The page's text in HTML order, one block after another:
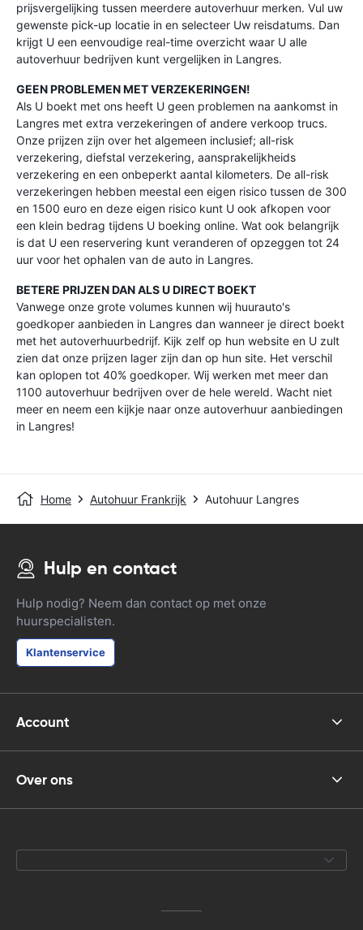
prijsvergelijking tussen meerdere autoverhuur merken. Vul uw
gewenste pick-up locatie in en selecteer Uw reisdatums. Dan
krijgt U een eenvoudige real-time overzicht waar U alle
autoverhuur bedrijven kunt vergelijken in Langres.
GEEN PROBLEMEN MET VERZEKERINGEN!
Als U boekt met ons heeft U geen problemen na aankomst in
Langres met extra verzekeringen of andere verkoop trucs.
Onze prijzen zijn over het algemeen inclusief; all-risk
verzekering, diefstal verzekering, aansprakelijkheids
verzekering en een onbeperkt aantal kilometers. De all-risk
verzekeringen hebben meestal een eigen risico tussen de 300
en 1500 euro en deze eigen risico kunt U ook afkopen voor
een klein bedrag tijdens U boeking online. Wat ook belangrijk
is dat U een reservering kunt veranderen of opzeggen tot 24
uur voor het ophalen van de auto in Langres.
BETERE PRIJZEN DAN ALS U DIRECT BOEKT
Vanwege onze grote volumes kunnen wij huurauto's
goedkoper aanbieden in Langres dan wanneer je direct boekt
met het autoverhuurbedrijf. Kijk zelf op hun website en U zult
zien dat onze prijzen lager zijn dan op hun site. Het verschil
kan oplopen tot 40% goedkoper. Wij werken met meer dan
1100 autoverhuur bedrijven over de hele wereld. Wacht niet
meer en neem een kijkje naar onze autoverhuur aanbiedingen
in Langres!
Home Autohuur Frankrijk Autohuur Langres
Hulp en contact
Hulp nodig? Neem dan contact op met onze
huurspecialisten.
Klantenservice
Account
Over ons